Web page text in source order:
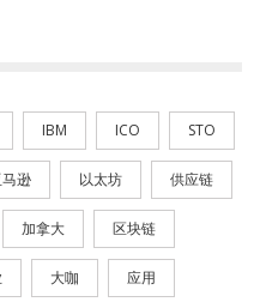
IBM ICO STO
逊 以太坊 供应链
加拿大 区块链
大咖 应用